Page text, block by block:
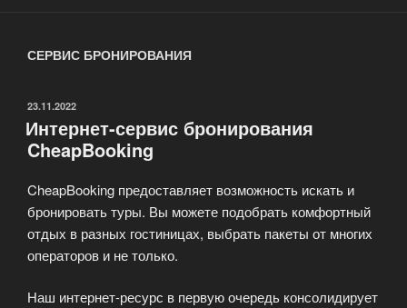
СЕРВИС БРОНИРОВАНИЯ
ОПУБЛИКОВАНО
23.11.2022
Интернет-сервис бронирования
CheapBooking
CheapBooking предоставляет возможность искать и
бронировать туры. Вы можете подобрать комфортный
отдых в разных гостиницах, выбрать пакеты от многих
операторов и не только.
Наш интернет-ресурс в первую очередь консолидирует